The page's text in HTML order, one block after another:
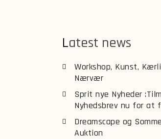
Latest news
Workshop, Kunst,
Nærvær
Sprit nye Nyheder
Nyhedsbrev nu for at
Dreamscape og
Auktion